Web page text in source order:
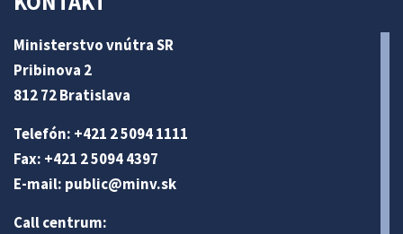
Ministerstvo vnútra SR
Pribinova 2
812 72 Bratislava
Telefón: +421 2 5094 1111
Fax: +421 2 5094 4397
E-mail: public@minv.sk
Call centrum: